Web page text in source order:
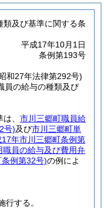
類及び基準に関する条
平成17年10月1日
条例第193号
和27年法律第292号)
員の給与の種類及び
、 市川三郷町職員給
号)及び市川三郷町単
年市川三郷町条例第
員の給与及び費用弁
例第32号)の例によ
行する。